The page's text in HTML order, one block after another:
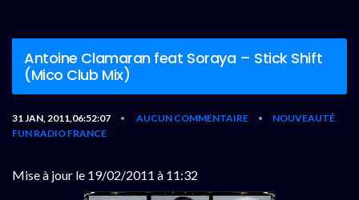
Antoine Clamaran feat Soraya – Stick Shift
(Mico Club Mix)
31 JAN, 2011,06:52:07 • AUCUN COMMENTAIRE •
NOUVEAUTÉ
FUN RADIO FRANCE
Mise à jour le 19/02/2011 à 11:32